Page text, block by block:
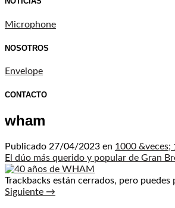
Microphone
NOSOTROS
Envelope
CONTACTO
wham
Publicado 27/04/2023 en 1000 &veces;
El dúo más querido y popular de Gran
Trackbacks están cerrados, pero puedes
Siguiente →